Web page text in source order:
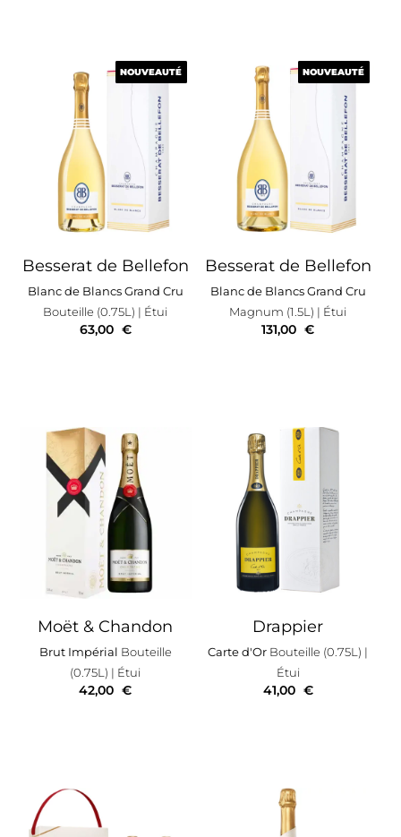
NOUVEAUTÉ
Besserat de Bellefon
Blanc de Blancs Grand Cru
Bouteille (0.75L) | Étui
NOUVEAUTÉ
63,00 €
NOUVEAUTÉ
Besserat de Bellefon
Blanc de Blancs Grand Cru
Magnum (1.5L) | Étui
NOUVEAUTÉ
131,00 €
Moët & Chandon
Brut Impérial Bouteille
(0.75L) | Étui
42,00 €
Drappier
Carte d'Or Bouteille (0.75L) |
Étui
41,00 €